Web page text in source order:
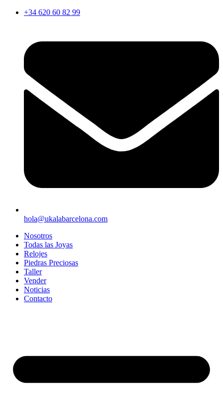
+34 620 60 82 99
hola@ukalabarcelona.com
Nosotros
Todas las Joyas
Relojes
Piedras Preciosas
Taller
Vender
Noticias
Contacto